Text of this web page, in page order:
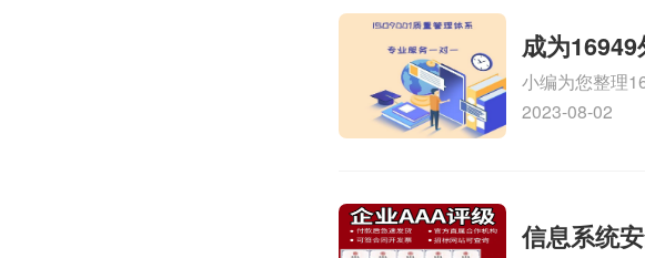
成为
小编为您整理
审员、我也想
2023-08-02
信息系统